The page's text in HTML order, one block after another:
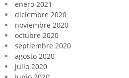
enero 2021
diciembre 2020
noviembre 2020
octubre 2020
septiembre 2020
agosto 2020
julio 2020